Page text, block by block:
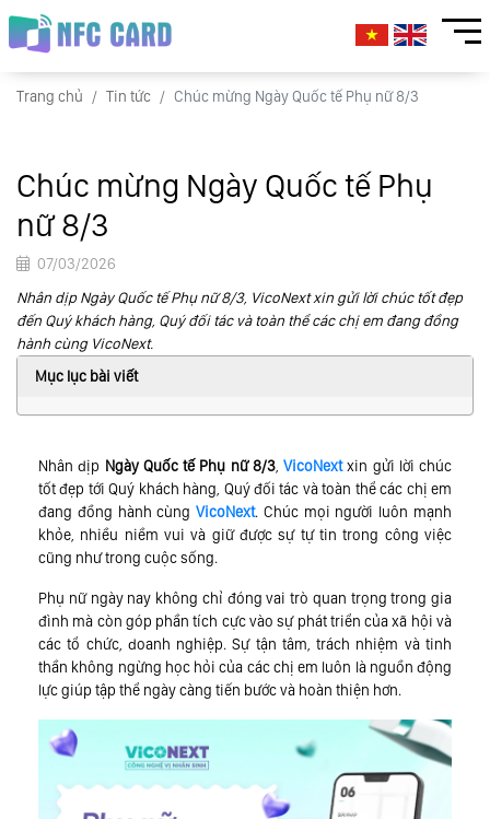
Trang chủ Tin tức Chúc mừng Ngày Quốc tế Phụ nữ 8/3
Chúc mừng Ngày Quốc tế Phụ
nữ 8/3
07/03/2026
Nhân dịp Ngày Quốc tế Phụ nữ 8/3, VicoNext xin gửi lời chúc tốt đẹp
đến Quý khách hàng, Quý đối tác và toàn thể các chị em đang đồng
hành cùng VicoNext.
Mục lục bài viết
Nhân dịp Ngày Quốc tế Phụ nữ 8/3, VicoNextxin gửi lời chúc
tốt đẹp tới Quý khách hàng, Quý đối tác và toàn thể các chị em
đang đồng hành cùngVicoNext. Chúc mọi người luôn mạnh
khỏe, nhiều niềm vui và giữ được sự tự tin trong công việc
cũng như trong cuộc sống.
Phụ nữ ngày nay không chỉ đóng vai trò quan trọng trong gia
đình mà còn góp phần tích cực vào sự phát triển của xã hội và
các tổ chức, doanh nghiệp. Sự tận tâm, trách nhiệm và tinh
thần không ngừng học hỏi của các chị em luôn là nguồn động
lực giúp tập thể ngày càng tiến bước và hoàn thiện hơn.